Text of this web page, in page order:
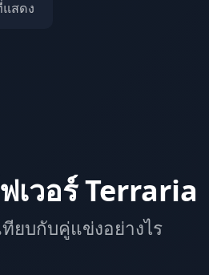
สดง
เวอร์ Terraria
ทียบกับคู่แข่งอย่างไร